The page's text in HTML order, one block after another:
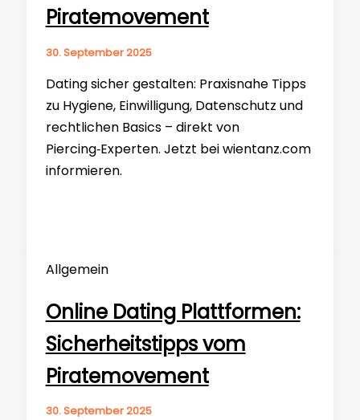
Piratemovement
30. September 2025
Dating sicher gestalten: Praxisnahe Tipps
zu Hygiene, Einwilligung, Datenschutz und
rechtlichen Basics – direkt von
Piercing‑Experten. Jetzt bei wientanz.com
informieren.
Allgemein
Online Dating Plattformen:
Sicherheitstipps vom
Piratemovement
30. September 2025